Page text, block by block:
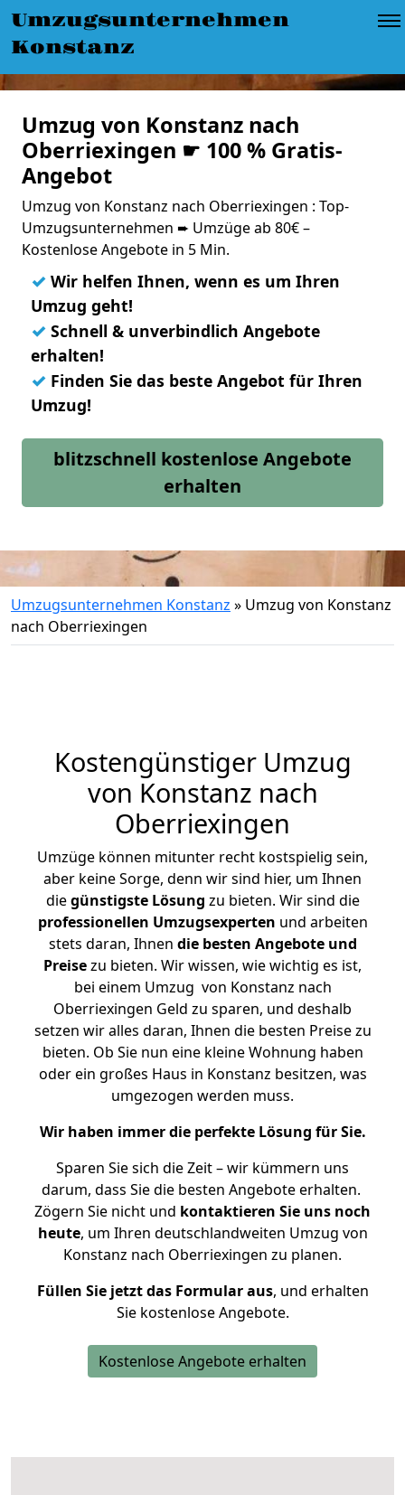
Umzugsunternehmen
Konstanz
Umzug von Konstanz nach
Oberriexingen ☛ 100 % Gratis-
Angebot
Umzug von Konstanz nach Oberriexingen : Top-
Umzugsunternehmen ➨ Umzüge ab 80€ –
Kostenlose Angebote in 5 Min.
✓ Wir helfen Ihnen, wenn es um Ihren
Umzug geht!
✓ Schnell & unverbindlich Angebote
erhalten!
✓ Finden Sie das beste Angebot für Ihren
Umzug!
blitzschnell kostenlose Angebote
erhalten
Umzugsunternehmen Konstanz » Umzug von Konstanz
nach Oberriexingen
Kostengünstiger Umzug
von Konstanz nach
Oberriexingen
Umzüge können mitunter recht kostspielig sein,
aber keine Sorge, denn wir sind hier, um Ihnen
diegünstigste Lösung zu bieten. Wir sind die
professionellen Umzugsexperten und arbeiten
stets daran, Ihnen die besten Angebote und
Preisezu bieten. Wir wissen, wie wichtig es ist,
bei einem Umzug von Konstanz nach
Oberriexingen Geld zu sparen, und deshalb
setzen wir alles daran, Ihnen die besten Preise zu
bieten. Ob Sie nun eine kleine Wohnung haben
oder ein großes Haus in Konstanz besitzen, was
umgezogen werden muss.
Wir haben immer die perfekte Lösung für Sie.
Sparen Sie sich die Zeit – wir kümmern uns
darum, dass Sie die besten Angebote erhalten.
Zögern Sie nicht und kontaktieren Sie uns noch
heute, um Ihren deutschlandweiten Umzug von
Konstanz nach Oberriexingen zu planen.
Füllen Sie jetzt das Formular aus, und erhalten
Sie kostenlose Angebote.
Kostenlose Angebote erhalten